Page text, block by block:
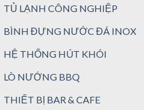
TỦ LẠNH CÔNG NGHIỆP
BÌNH ĐỰNG NƯỚC ĐÁ INOX
HỆ THỐNG HÚT KHÓI
LÒ NƯỚNG BBQ
THIẾT BỊ BAR & CAFE